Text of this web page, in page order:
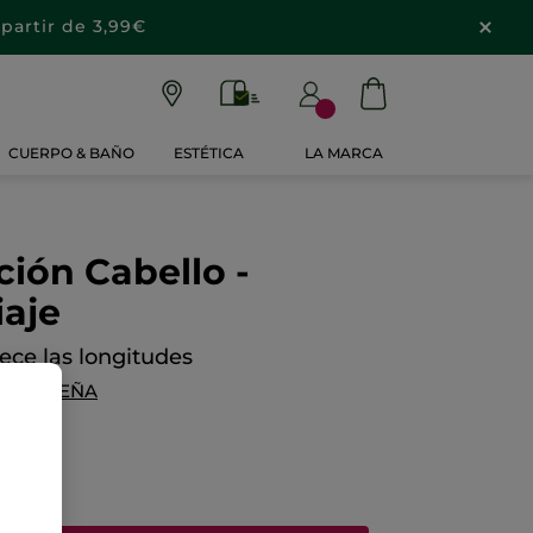
partir de 3,99€
CUERPO & BAÑO ESTÉTICA LA MARCA
Cabello -
las longitudes
RESEÑA